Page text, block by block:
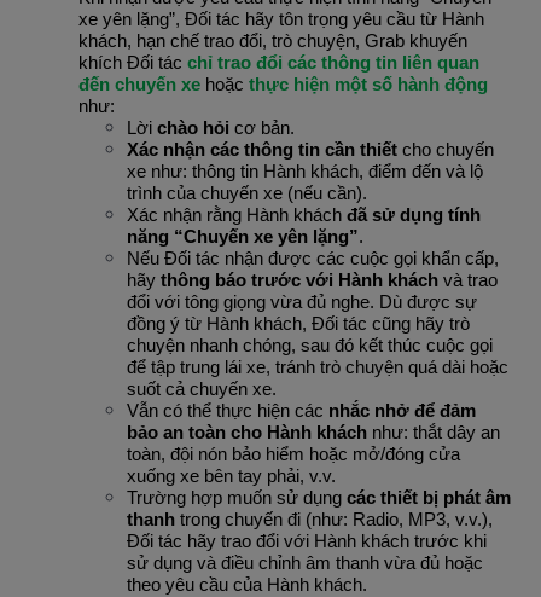
xe yên lặng”, Đối tác hãy tôn trọng yêu cầu từ Hành
khách, hạn chế trao đổi, trò chuyện, Grab khuyến
khích Đối tác chỉ trao đổi các thông tin liên quan
đến chuyến xe hoặc thực hiện một số hành động
như:
Lời chào hỏi cơ bản.
Xác nhận các thông tin cần thiết cho chuyến
xe như: thông tin Hành khách, điểm đến và lộ
trình của chuyến xe (nếu cần).
Xác nhận rằng Hành khách đã sử dụng tính
năng “Chuyến xe yên lặng”.
Nếu Đối tác nhận được các cuộc gọi khẩn cấp,
hãy thông báo trước với Hành khách và trao
đổi với tông giọng vừa đủ nghe. Dù được sự
đồng ý từ Hành khách, Đối tác cũng hãy trò
chuyện nhanh chóng, sau đó kết thúc cuộc gọi
để tập trung lái xe, tránh trò chuyện quá dài hoặc
suốt cả chuyến xe.
Vẫn có thể thực hiện các nhắc nhở để đảm
bảo an toàn cho Hành khách như: thắt dây an
toàn, đội nón bảo hiểm hoặc mở/đóng cửa
xuống xe bên tay phải, v.v.
Trường hợp muốn sử dụng các thiết bị phát âm
thanh trong chuyến đi (như: Radio, MP3, v.v.),
Đối tác hãy trao đổi với Hành khách trước khi
sử dụng và điều chỉnh âm thanh vừa đủ hoặc
theo yêu cầu của Hành khách.